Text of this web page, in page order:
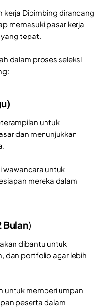
kerja Dibimbing dirancang
memasuki pasar kerja
tepat.
dalam proses seleksi
untuk
dan menunjukkan
wawancara untuk
mereka dalam
Bulan)
dibantu untuk
dan portfolio agar lebih
untuk memberi umpan
peserta dalam